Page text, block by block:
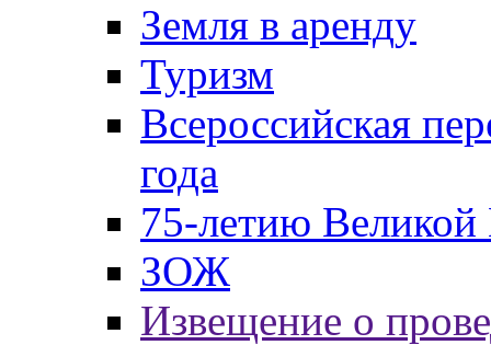
Земля в аренду
Туризм
Всероссийская
года
75-летию
ЗОЖ
Извещение о